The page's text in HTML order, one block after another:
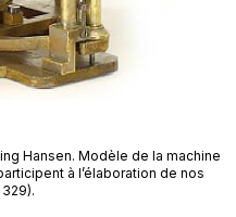
Hansen. Modèle de la machine
à l’élaboration de nos